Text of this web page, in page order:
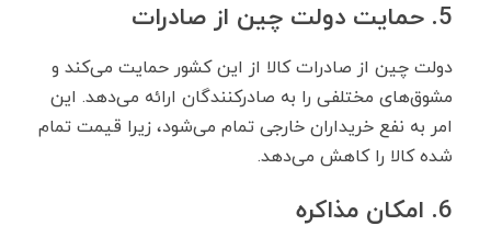
5. حمایت دولت چین از صادرات
دولت چین از صادرات کالا از این کشور حمایت می‌کند و
مشوق‌های مختلفی را به صادرکنندگان ارائه می‌دهد. این
امر به نفع خریداران خارجی تمام می‌شود، زیرا قیمت تمام
شده کالا را کاهش می‌دهد.
6. امکان مذاکره